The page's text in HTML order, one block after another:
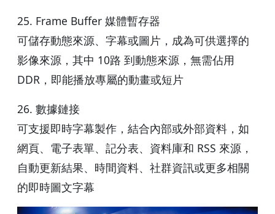
25. Frame Buffer 媒體暫存器
可儲存動態來源、字幕或圖片，成為可供選擇的
影像來源，其中 10路 到動態來源，無需佔用
DDR，即能播放專屬的動畫或短片
26. 數據鏈接
可支援即時字幕製作，結合內部或外部資料，如
網頁、電子表單、記分表、資料庫和 RSS 來源，
自動更新結果、時間資料、社群資訊或更多相關
的即時圖文字幕